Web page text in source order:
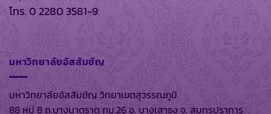
โทร. 0 2280 3581-9
มหาวิทยาลัยอัสสัมชัญ
มหาวิทยาลัยอัสสัมชัญ วิทยาเขตสุวรรณภูมิ
88 หมู่ 8 ถ.บางนาตราด กม.26 อ. บางเสาธง จ. สมุทรปราการ